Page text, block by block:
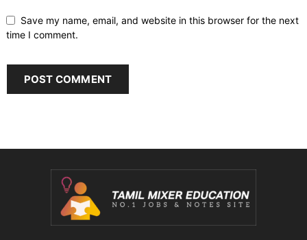
Save my name, email, and website in this browser for the next
time I comment.